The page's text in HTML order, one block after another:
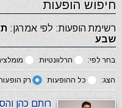
חיפוש הופעות
רשימת הופעות: לפי אמרגן:
שבע
בחר לפי: הרלוונטיות
הצג: כל ההופעות רק
רותם כהן